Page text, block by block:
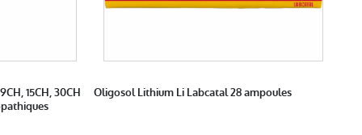
15CH, 30CH
Oligosol Lithium Li Labcatal 28 ampoules